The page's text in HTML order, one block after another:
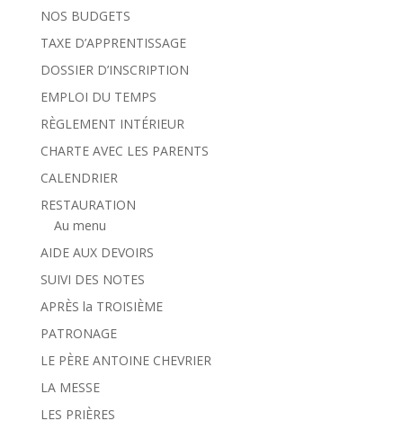
NOS BUDGETS
TAXE D’APPRENTISSAGE
DOSSIER D’INSCRIPTION
EMPLOI DU TEMPS
RÈGLEMENT INTÉRIEUR
CHARTE AVEC LES PARENTS
CALENDRIER
RESTAURATION
Au menu
AIDE AUX DEVOIRS
SUIVI DES NOTES
APRÈS la TROISIÈME
PATRONAGE
LE PÈRE ANTOINE CHEVRIER
LA MESSE
LES PRIÈRES